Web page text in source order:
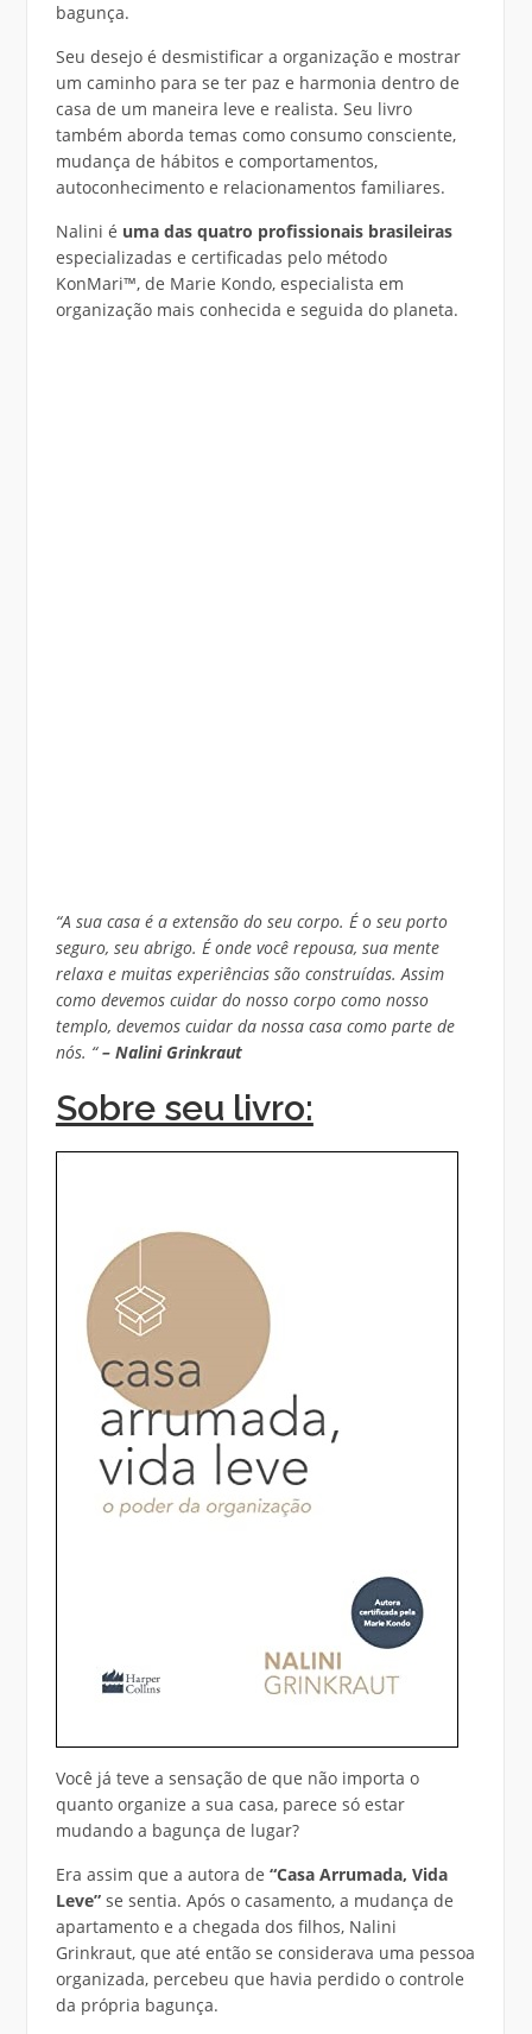
bagunça.
Seu desejo é desmistificar a organização e mostrar
um caminho para se ter paz e harmonia dentro de
casa de um maneira leve e realista. Seu livro
também aborda temas como consumo consciente,
mudança de hábitos e comportamentos,
autoconhecimento e relacionamentos familiares.
Nalini é uma das quatro profissionais brasileiras
especializadas e certificadas pelo método
KonMari™, de Marie Kondo, especialista em
organização mais conhecida e seguida do planeta.
“A sua casa é a extensão do seu corpo. É o seu porto
seguro, seu abrigo. É onde você repousa, sua mente
relaxa e muitas experiências são construídas. Assim
como devemos cuidar do nosso corpo como nosso
templo, devemos cuidar da nossa casa como parte de
nós. “– Nalini Grinkraut
Sobre seu livro:
Você já teve a sensação de que não importa o
quanto organize a sua casa, parece só estar
mudando a bagunça de lugar?
Era assim que a autora de “Casa Arrumada, Vida
Leve”se sentia. Após o casamento, a mudança de
apartamento e a chegada dos filhos, Nalini
Grinkraut, que até então se considerava uma pessoa
organizada, percebeu que havia perdido o controle
da própria bagunça.